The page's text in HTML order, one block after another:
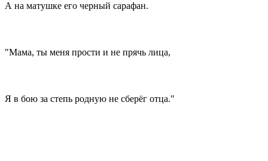
А на матушке его черный сарафан.
"Мама, ты меня прости и не прячь лица,
Я в бою за степь родную не сберёг отца."